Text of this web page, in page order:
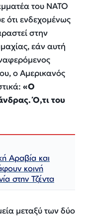
του ΝΑΤΟ
ενδεχομένως
στην
εάν αυτή
ο Αμερικανός
«Ο
Ό,τι του
Αραβία και
κοινή
στην Τζέντα
μεταξύ των δύο